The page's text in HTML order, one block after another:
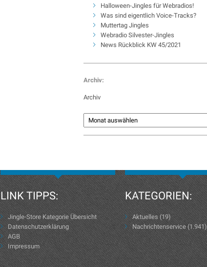
Halloween-Jingles für Webradios!
Was sind eigentlich Voice-Tracks?
Muttertag Jingles
Webradio Silvester-Jingles
News Rückblick KW 45/2021
Archiv:
Archiv
LINK TIPPS:
Jingle-Store Kategorie Übersicht
Datenschutzerklärung
AGB
Impressum
KATEGORIEN:
Aktuelles (19)
Nachrichtenservice(1.941)